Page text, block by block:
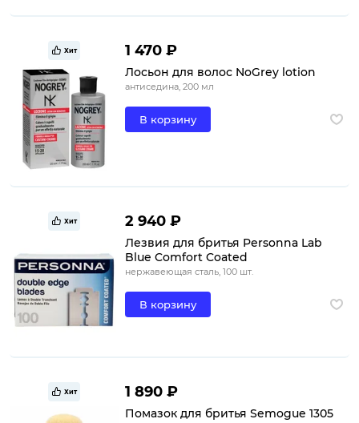
Хит 1 470 ₽
Лосьон для волос NoGrey lotion
антиседина, 200 мл
В корзину
Хит 2 940 ₽
Лезвия для бритья Personna Lab
Blue Comfort Coated
нержавеющая сталь, 100 шт.
В корзину
Хит 1 890 ₽
Помазок для бритья Semogue 1305